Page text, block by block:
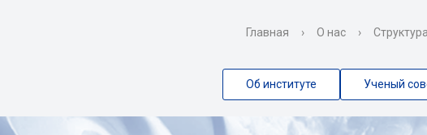
Главная › О нас ›
Об институте Ученый